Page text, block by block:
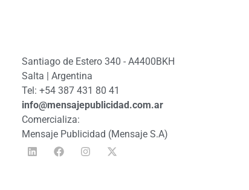
Santiago de Estero 340 - A4400BKH
Salta | Argentina
Tel: +54 387 431 80 41
info@mensajepublicidad.com.ar
Comercializa:
Mensaje Publicidad (Mensaje S.A)